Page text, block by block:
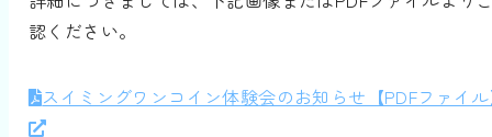
認ください。
スイミングワンコイン体験会のお知らせ‎【PDFファイ